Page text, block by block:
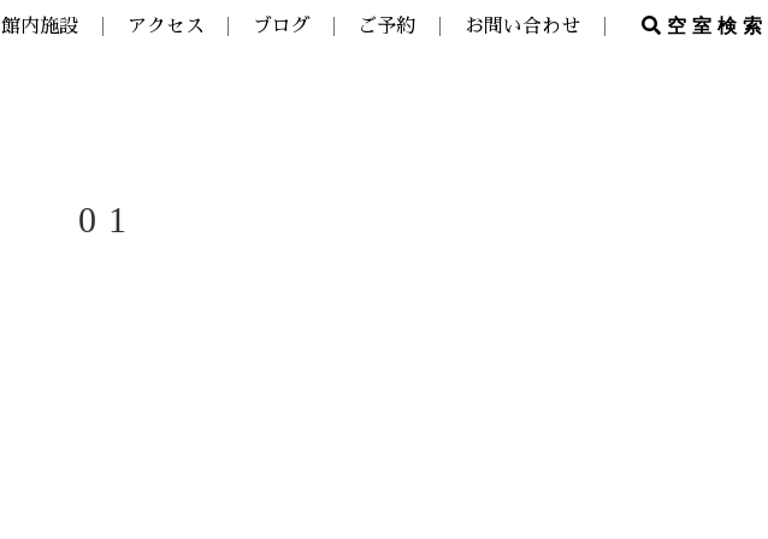
館内施設 アクセス ブログ ご予約 お問い合わせ 空室検索
01